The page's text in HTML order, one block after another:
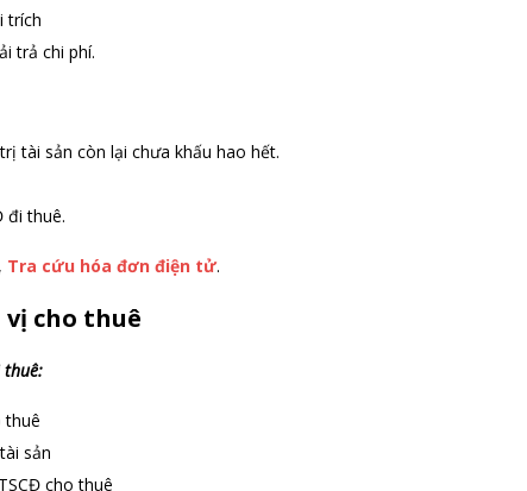
trích
trả chi phí.
tài sản còn lại chưa khấu hao hết.
đi thuê.
, Tra cứu hóa đơn điện tử.
vị cho thuê
thuê:
thuê
sản
cho thuê